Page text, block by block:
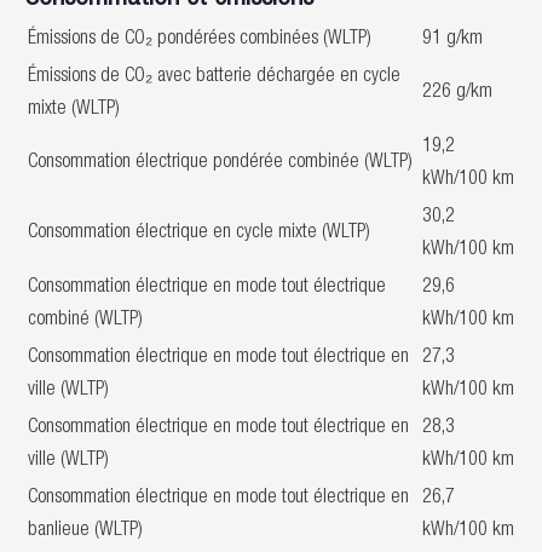
Émissions de CO₂ pondérées combinées (WLTP)
91 g/km
Émissions de CO₂ avec batterie déchargée en cycle
mixte (WLTP)
226 g/km
Consommation électrique pondérée combinée (WLTP)
19,2
kWh/100 km
Consommation électrique en cycle mixte (WLTP)
30,2
kWh/100 km
Consommation électrique en mode tout électrique
combiné (WLTP)
29,6
kWh/100 km
Consommation électrique en mode tout électrique en
ville (WLTP)
27,3
kWh/100 km
Consommation électrique en mode tout électrique en
ville (WLTP)
28,3
kWh/100 km
Consommation électrique en mode tout électrique en
banlieue (WLTP)
26,7
kWh/100 km